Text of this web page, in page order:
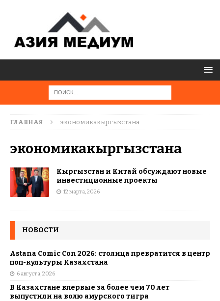
ГЛАВНАЯ экономикакыргызстана
экономикакыргызстана
Кыргызстан и Китай обсуждают новые
инвестиционные проекты
12 марта, 2026
НОВОСТИ
Astana Comic Con 2026: столица превратится в центр
поп-культуры Казахстана
6 августа, 2026
В Казахстане впервые за более чем 70 лет
выпустили на волю амурского тигра